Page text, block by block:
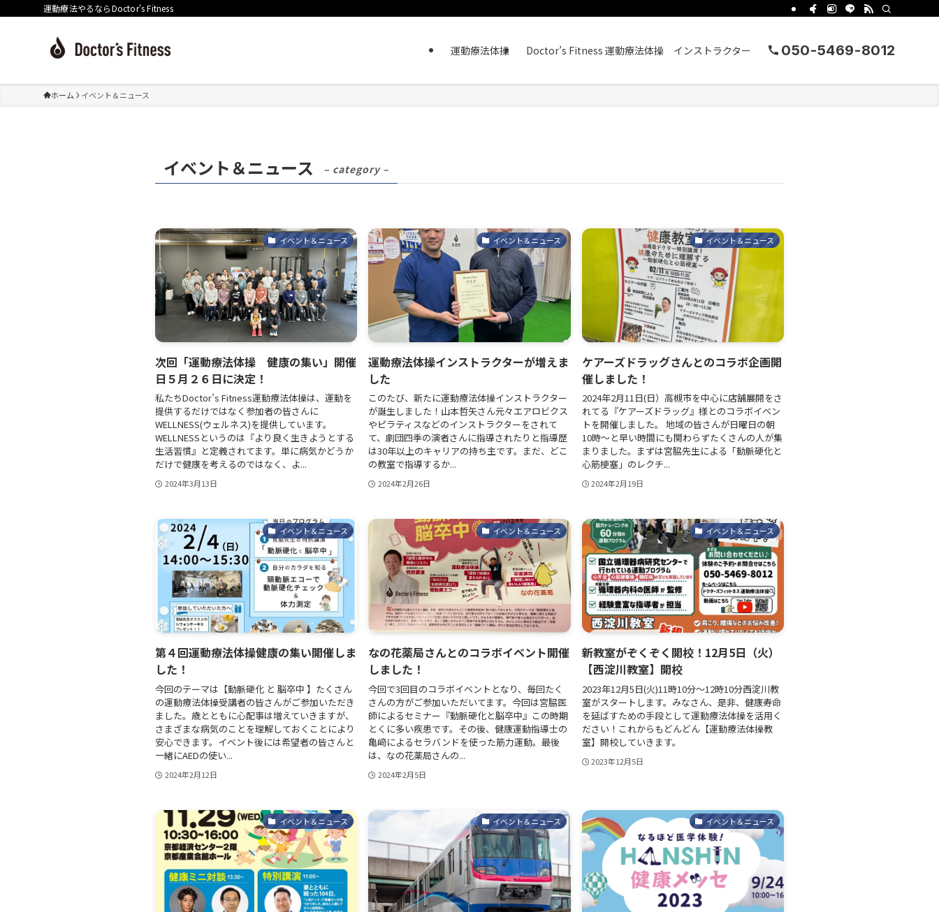
運動療法やるならDoctor's Fitness
運動療法体操 Doctor’s Fitness 運動療法体操 インストラクター 050-5469-8012
ホーム イベント＆ニュース
イベント＆ニュース – category –
イベント＆ニュース
次回「運動療法体操 健康の集い」開催
日５月２６日に決定！
私たちDoctor’s Fitness運動療法体操は、運動を
提供するだけではなく参加者の皆さんに
WELLNESS(ウェルネス)を提供しています。
WELLNESSというのは『より良く生きようとする
生活習慣』と定義されてます。単に病気かどうか
だけで健康を考えるのではなく、よ...
2024年3月13日
イベント＆ニュース
運動療法体操インストラクターが増えま
した
このたび、新たに運動療法体操インストラクター
が誕生しました！山本哲矢さん元々エアロビクス
やピラティスなどのインストラクターをされて
て、劇団四季の演者さんに指導されたりと指導歴
は30年以上のキャリアの持ち主です。まだ、どこ
の教室で指導するか...
2024年2月26日
イベント＆ニュース
ケアーズドラッグさんとのコラボ企画開
催しました！
2024年2月11日(日）高槻市を中心に店舗展開をさ
れてる『ケアーズドラッグ』様とのコラボイベン
トを開催しました。 地域の皆さんが日曜日の朝
10時～と早い時間にも関わらずたくさんの人が集
まりました。まずは宮脇先生による「動脈硬化と
心筋梗塞」のレクチ...
2024年2月19日
イベント＆ニュース
第４回運動療法体操健康の集い開催しま
した！
今回のテーマは【動脈硬化 と 脳卒中 】たくさん
の運動療法体操受講者の皆さんがご参加いただき
ました。歳とともに心配事は増えていきますが、
さまざまな病気のことを理解しておくことにより
安心できます。イベント後には希望者の皆さんと
一緒にAEDの使い...
2024年2月12日
イベント＆ニュース
なの花薬局さんとのコラボイベント開催
しました！
今回で3回目のコラボイベントとなり、毎回たく
さんの方がご参加いただいてます。今回は宮脇医
師によるセミナー『動脈硬化と脳卒中』この時期
とくに多い疾患です。その後、健康運動指導士の
亀﨑によるセラバンドを使った筋力運動。最後
は、なの花薬局さんの...
2024年2月5日
イベント＆ニュース
新教室がぞくぞく開校！12月5日（火）
【西淀川教室】開校
2023年12月5日(火)11時10分～12時10分西淀川教
室がスタートします。みなさん、是非、健康寿命
を延ばすための手段として運動療法体操を活用く
ださい！これからもどんどん【運動療法体操教
室】開校していきます。
2023年12月5日
イベント＆ニュース イベント＆ニュース イベント＆ニュース